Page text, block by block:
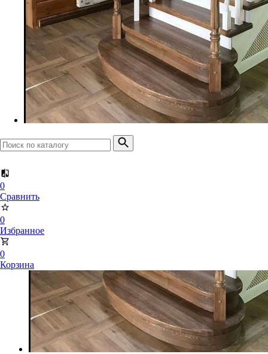
0
Сравнить
0
Избранное
0
Корзина
Планкен прямой
Планкен скошенный